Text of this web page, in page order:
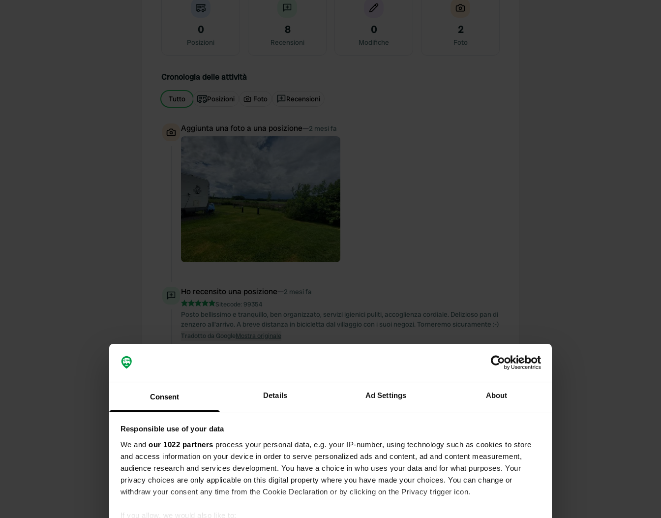
Consent Details Ad Settings About
Responsible use of your data
We and our 1022 partners process your personal data, e.g. your IP-number, using technology such as cookies to store
and access information on your device in order to serve personalized ads and content, ad and content measurement,
audience research and services development. You have a choice in who uses your data and for what purposes. Your
privacy choices are only applicable on this digital property where you have made your choices. You can change or
withdraw your consent any time from the Cookie Declaration or by clicking on the Privacy trigger icon.
If you allow, we would also like to:
0
Posizioni
8
Recensioni
0
Modifiche
2
Foto
Cronologia delle attività
Tutto Posizioni Foto Recensioni
Aggiunta una foto a una posizione—2 mesi fa
Ho recensito una posizione—2 mesi fa
Sitecode: 99354
Posto bellissimo e tranquillo, ben organizzato, servizi igienici puliti, accoglienza cordiale. Delizioso pan di
zenzero all'arrivo. A breve distanza in bicicletta dal villaggio con i suoi negozi. Torneremo sicuramente :-)
Tradotto da GoogleMostra originale
Meravigliosamente silenzioso, bagni puliti e riscaldati. Accoglienza cordiale, tutto ciò di cui potreste aver
bisogno è fornito. Altamente consigliato 👍
Ho recensito una posizione
Sitecode: 56701
Bellissima area camper, con tutto ciò che si possa immaginare (anche il noleggio di auto e moto è
possibile). Proprietario cordiale. Servizi igienici puliti. Bar accogliente in loco.
Tradotto da GoogleMostra originale